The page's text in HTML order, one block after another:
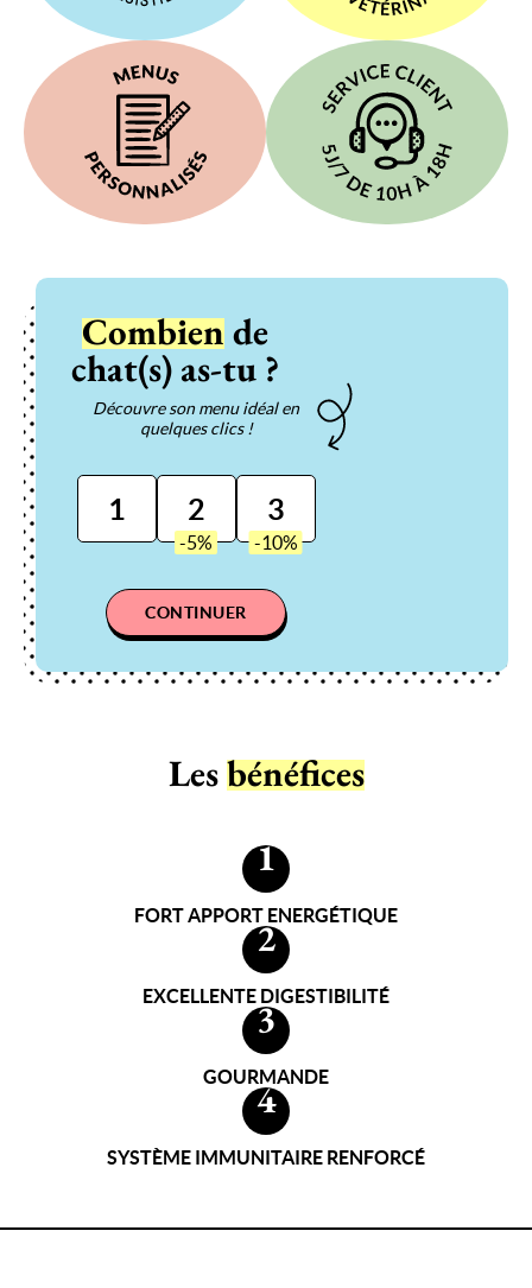
Combiende
chat(s) as-tu ?
Découvre son menu idéal en
quelques clics !
1 2 3
CONTINUER
Lesbénéfices
1
FORT APPORT ENERGÉTIQUE
2
EXCELLENTE DIGESTIBILITÉ
3
GOURMANDE
4
SYSTÈME IMMUNITAIRE RENFORCÉ